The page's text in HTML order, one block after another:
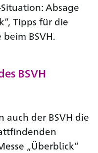
Absage
Tipps für die
BSVH.
BSVH
auch der BSVH die
„Überblick“